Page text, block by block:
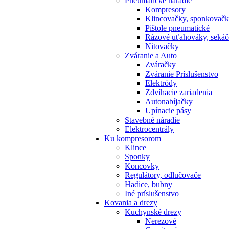
Kompresory
Klincovačky,
Pištole pneumatické
Rázové uťahováky,
Nitovačky
Zváranie a Auto
Zváračky
Zváranie Príslušenstvo
Elektródy
Zdvíhacie zariadenia
Autonabíjačky
Upínacie pásy
Stavebné náradie
Elektrocentrály
Ku kompresorom
Klince
Sponky
Koncovky
Regulátory, odlučovače
Hadice, bubny
Iné príslušenstvo
Kovania a drezy
Kuchynské drezy
Nerezové